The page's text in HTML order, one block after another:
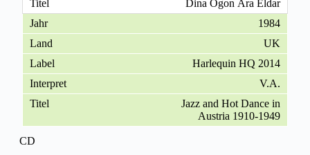
Dina Ögon Ära Eldar
1984
UK
Harlequin HQ 2014
V.A.
Jazz and Hot Dance in
Austria 1910-1949
CD